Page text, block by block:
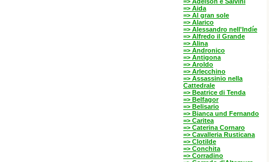
=> Aida
=> Al gran sole
=> Alarico
=> Alessandro nell'Indíe
=> Alfredo il Grande
=> Alina
=> Andronico
=> Antigona
=> Aroldo
=> Arlecchino
=> Assassinio nella
Cattedrale
=> Beatrice di Tenda
=> Belfagor
=> Belisario
=> Bianca und Fernando
=> Caritea
=> Caterina Cornaro
=> Cavalleria Rusticana
=> Clotilde
=> Conchita
=> Corradino